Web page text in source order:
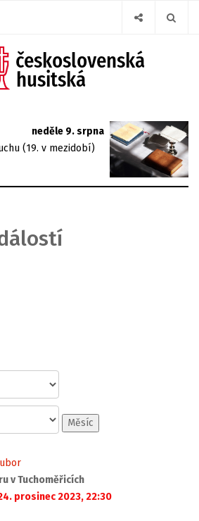
neděle 9. srpna
(19. v mezidobí)
Měsíc
v Tuchoměřicích
prosinec 2023, 22:30